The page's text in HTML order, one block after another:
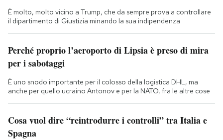
È molto, molto vicino a Trump, che da sempre prova a controllare
il dipartimento di Giustizia minando la sua indipendenza
Perché proprio l’aeroporto di Lipsia è preso di mira
per i sabotaggi
È uno snodo importante per il colosso della logistica DHL, ma
anche per quello ucraino Antonov e per la NATO, fra le altre cose
Cosa vuol dire “reintrodurre i controlli” tra Italia e
Spagna